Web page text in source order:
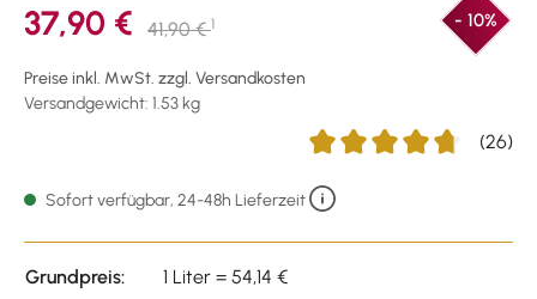
37,90 € 41,90 €1 - 10%
Preise inkl. MwSt. zzgl. Versandkosten
Versandgewicht: 1.53 kg
(26)
Sofort verfügbar, 24-48h Lieferzeit
Grundpreis:
1 Liter = 54,14 €